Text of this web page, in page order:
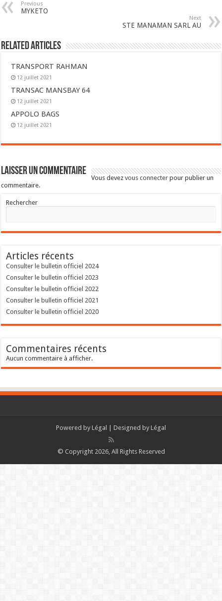
Previous
MYKETO
Next
STE MANAMAN SARL AU
Related Articles
TRANSPORT RAHMAN
12 juillet 2021
TRANSAC MANSBAY 64
12 juillet 2021
APPOLO BAGS
12 juillet 2021
Laisser un commentaire
Vous devezvous connecter pour publier un
commentaire.
Rechercher
Articles récents
Consulter le bulletin officiel 2024
Consulter le bulletin officiel 2023
Consulter le bulletin officiel 2022
Consulter le bulletin officiel 2021
Consulter le bulletin officiel 2020
Commentaires récents
Aucun commentaire à afficher.
Powered by Légal | Designed by Légal
© Copyright 2026, All Rights Reserved